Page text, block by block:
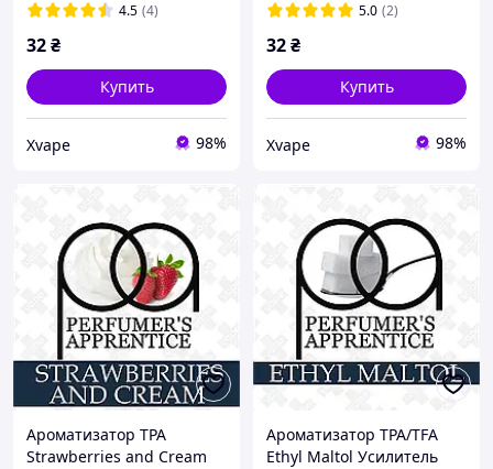
4.5 (4)
32₴
Купить
Xvape 98%
5.0 (2)
32₴
Купить
Xvape 98%
Ароматизатор TPA
Strawberries and Cream
Ароматизатор TPA/TFA
Ethyl Maltol Усилитель